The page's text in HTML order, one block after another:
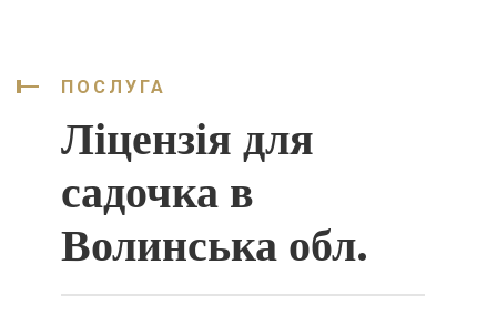
ПОСЛУГА
Ліцензія для
садочка в
Волинська обл.